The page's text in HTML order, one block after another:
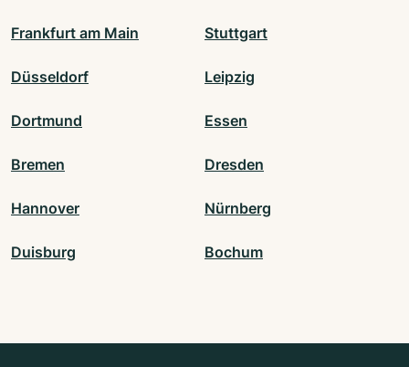
Frankfurt am Main Stuttgart
Düsseldorf Leipzig
Dortmund Essen
Bremen Dresden
Hannover Nürnberg
Duisburg Bochum